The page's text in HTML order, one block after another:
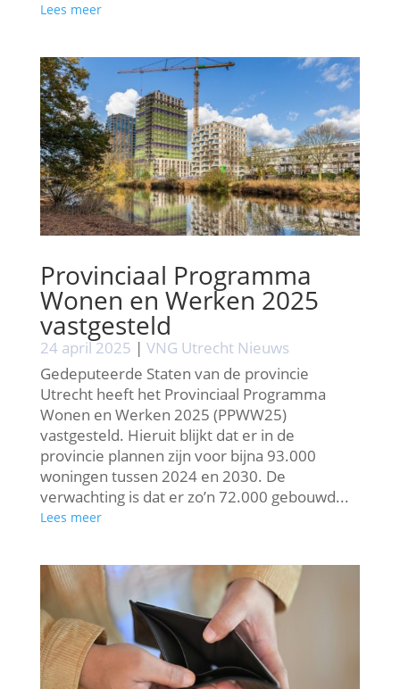
Lees meer
Provinciaal Programma
Wonen en Werken 2025
vastgesteld
24 april 2025 | VNG Utrecht Nieuws
Gedeputeerde Staten van de provincie
Utrecht heeft het Provinciaal Programma
Wonen en Werken 2025 (PPWW25)
vastgesteld. Hieruit blijkt dat er in de
provincie plannen zijn voor bijna 93.000
woningen tussen 2024 en 2030. De
verwachting is dat er zo’n 72.000 gebouwd...
Lees meer